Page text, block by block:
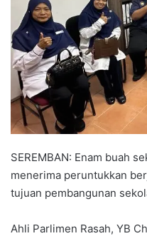
e
m
a
i
l
SEREMBAN: Enam buah
menerima peruntukkan
tujuan pembangunan
Ahli Parlimen Rasah, YB